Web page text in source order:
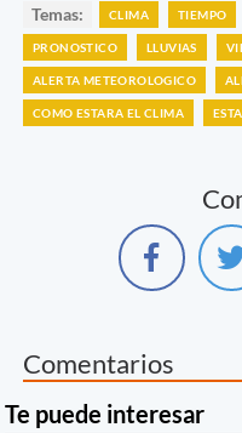
Temas: CLIMA TIEMPO
PRONOSTICO LLUVIAS
ALERTA METEOROLOGICO
COMO ESTARA EL CLIMA
Comentarios